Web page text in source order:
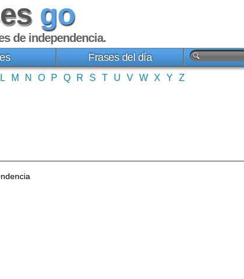
go
de independencia.
Frases del día
L M N O P Q R S T U V W X Y Z